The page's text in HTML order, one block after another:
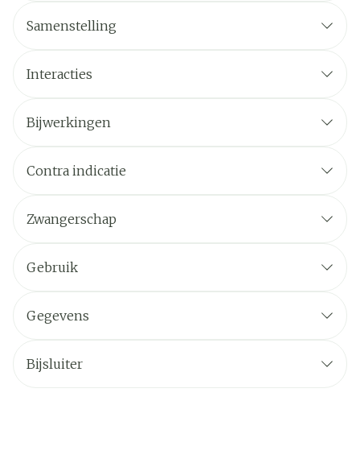
Samenstelling
Interacties
Bijwerkingen
Contra indicatie
Zwangerschap
Gebruik
Gegevens
Bijsluiter